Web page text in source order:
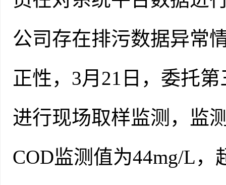
公司存在排污数据异常
正性，3月21日，委托
进行现场取样监测，监
COD监测值为44mg/L